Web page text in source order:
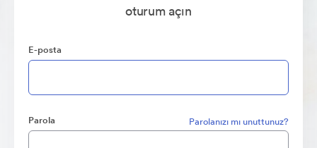
oturum açın
E-posta
Parola Parolanızı mı unuttunuz?